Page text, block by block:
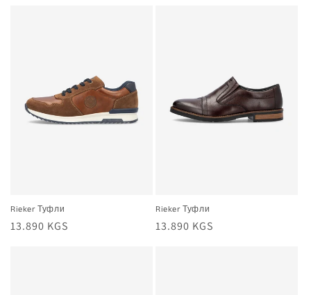
Rieker Туфли
Жалпы
13.890 KGS
Rieker Туфли
Жалпы
13.890 KGS